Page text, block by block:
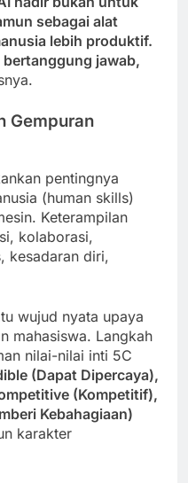
sebagai alat
lebih produktif.
jawab,
Gempuran
pentingnya
(human skills)
Keterampilan
kolaborasi,
kesadaran diri,
wujud nyata upaya
mahasiswa. Langkah
nilai-nilai inti 5C
(Dapat Dipercaya),
(Kompetitif),
Kebahagiaan)
karakter